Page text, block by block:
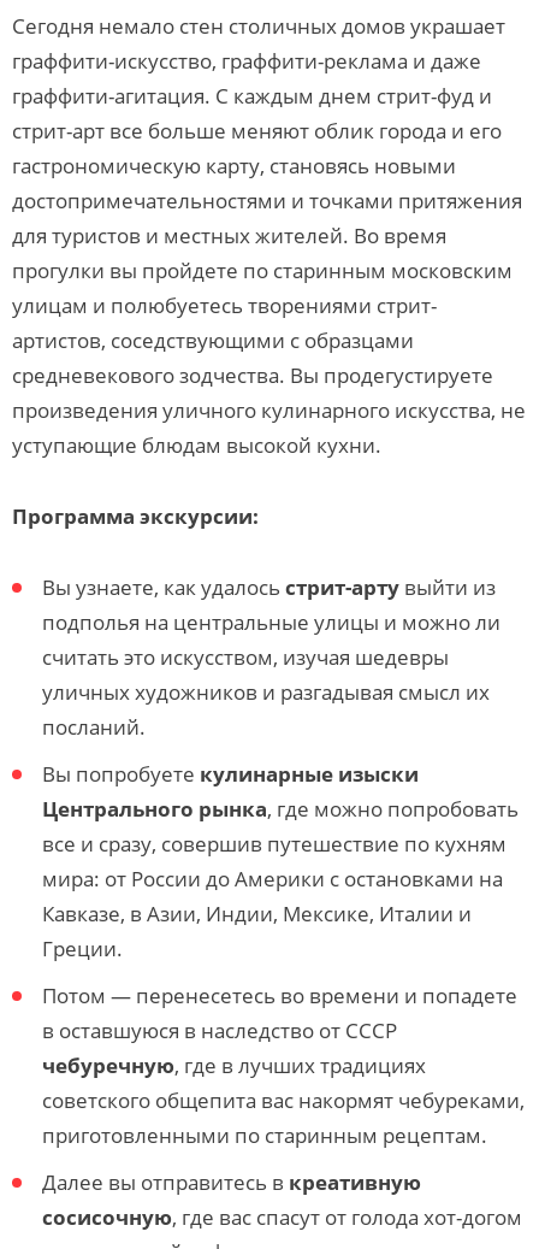
Сегодня немало стен столичных домов украшает
граффити-искусство, граффити-реклама и даже
граффити-агитация. С каждым днем стрит-фуд и
стрит-арт все больше меняют облик города и его
гастрономическую карту, становясь новыми
достопримечательностями и точками притяжения
для туристов и местных жителей. Во время
прогулки вы пройдете по старинным московским
улицам и полюбуетесь творениями стрит-
артистов, соседствующими с образцами
средневекового зодчества. Вы продегустируете
произведения уличного кулинарного искусства, не
уступающие блюдам высокой кухни.
Программа экскурсии:
Вы узнаете, как удалось стрит-арту выйти из
подполья на центральные улицы и можно ли
считать это искусством, изучая шедевры
уличных художников и разгадывая смысл их
посланий.
Вы попробуете кулинарные изыски
Центрального рынка, где можно попробовать
все и сразу, совершив путешествие по кухням
мира: от России до Америки с остановками на
Кавказе, в Азии, Индии, Мексике, Италии и
Греции.
Потом — перенесетесь во времени и попадете
в оставшуюся в наследство от СССР
чебуречную, где в лучших традициях
советского общепита вас накормят чебуреками,
приготовленными по старинным рецептам.
Далее вы отправитесь в креативную
сосисочную, где вас спасут от голода хот-догом